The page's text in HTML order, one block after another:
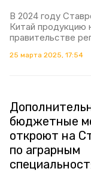
В 2024 году
Китай продукцию
правительстве
25 марта 2025, 17:54
бюджетные
откроют на
по аграрным